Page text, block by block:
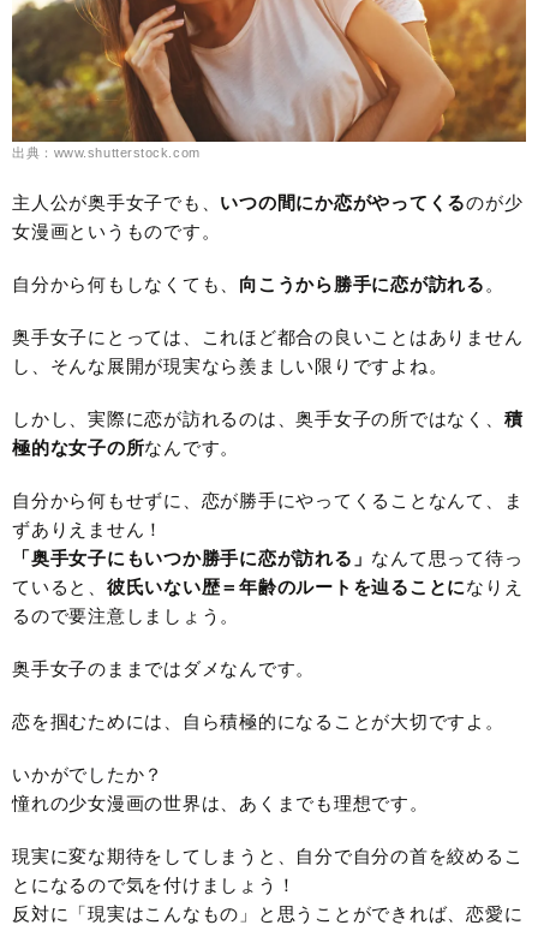
出典：www.shutterstock.com
主人公が奥手女子でも、 いつの間にか恋がやってくるのが少
女漫画というものです。
自分から何もしなくても、 向こうから勝手に恋が訪れる 。
奥手女子にとっては、これほど都合の良いことはありません
し、そんな展開が現実なら羨ましい限りですよね。
しかし、実際に恋が訪れるのは、奥手女子の所ではなく、 積
極的な女子の所なんです。
自分から何もせずに、恋が勝手にやってくることなんて、ま
ずありえません！
「奥手女子にもいつか勝手に恋が訪れる」 なんて思って待っ
ていると、 彼氏いない歴＝年齢のルートを辿ることになりえ
るので要注意しましょう。
奥手女子のままではダメなんです。
恋を掴むためには、自ら積極的になることが大切ですよ。
いかがでしたか？
憧れの少女漫画の世界は、あくまでも理想です。
現実に変な期待をしてしまうと、自分で自分の首を絞めるこ
とになるので気を付けましょう！
反対に「現実はこんなもの」と思うことができれば、恋愛に